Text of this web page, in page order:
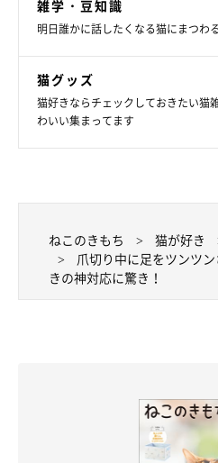
雑学・豆知識
明日誰かに話したくなる猫にまつわ
猫グッズ
猫好きならチェックしておきたい猫
わいい集まってます
ねこのきもち 猫が好き
爪切り中に足をツンツ
きの神対応に驚き！